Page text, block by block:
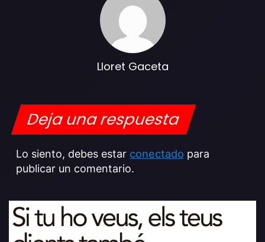
Lloret Gaceta
Deja una respuesta
Lo siento, debes estar conectado para
publicar un comentario.